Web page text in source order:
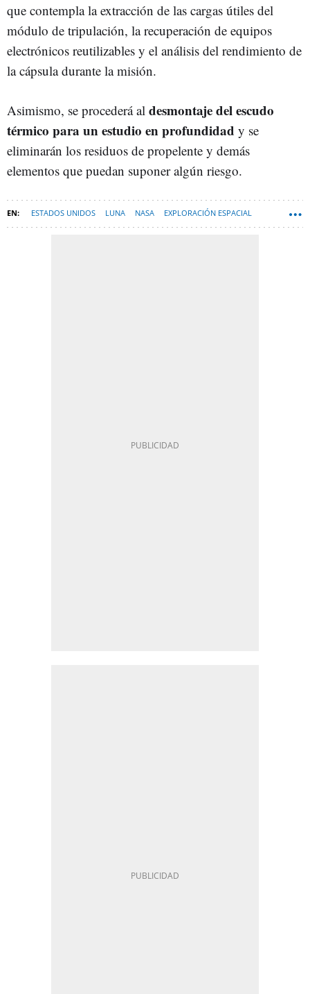
que contempla la extracción de las cargas útiles del
módulo de tripulación, la recuperación de equipos
electrónicos reutilizables y el análisis del rendimiento de
la cápsula durante la misión.
Asimismo, se procederá al desmontaje del escudo
térmico para un estudio en profundidad y se
eliminarán los residuos de propelente y demás
elementos que puedan suponer algún riesgo.
ESTADOS UNIDOS LUNA NASA EXPLORACIÓN ESPACIAL